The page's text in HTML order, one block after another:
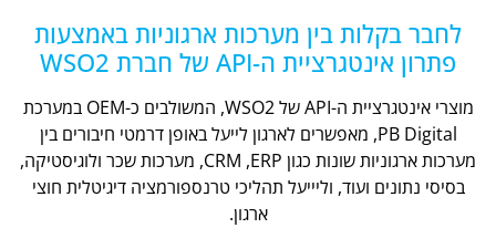
לחבר בקלות בין מערכות ארגוניות באמצעות
פתרון אינטגרציית ה-API של חברת WSO2
מוצרי אינטגרציית ה-API של WSO2, המשולבים כ-OEM במערכת
PB Digital, מאפשרים לארגון לייעל באופן דרמטי חיבורים בין
מערכות ארגוניות שונות כגון CRM ,ERP, מערכות שכר ולוגיסטיקה,
בסיסי נתונים ועוד, וליייעל תהליכי טרנספורמציה דיגיטלית חוצי
ארגון.